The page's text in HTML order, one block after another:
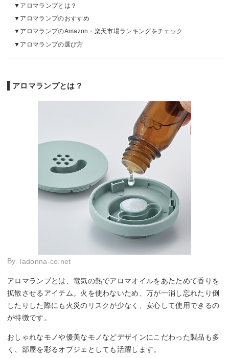
アロマランプとは？
アロマランプのおすすめ
アロマランプのAmazon・楽天市場ランキングをチェック
アロマランプの選び方
アロマランプとは？
By: ladonna-co.net
アロマランプとは、電気の熱でアロマオイルをあたためて香りを
拡散させるアイテム。火を使わないため、万が一消し忘れたり倒
したりした際にも火災のリスクが少なく、安心して使用できるの
が特徴です。
おしゃれなモノや優美なモノなどデザインにこだわった製品も多
く、部屋を彩るオブジェとしても活躍します。